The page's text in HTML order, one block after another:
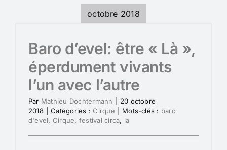
octobre 2018
Baro d’evel: être « Là »,
éperdument vivants
l’un avec l’autre
Par Mathieu Dochtermann
20 octobre
2018
Catégories : Cirque Mots-clés : baro
d'evel, Cirque, festival circa, la